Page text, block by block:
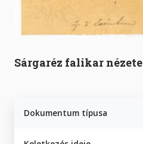
Sárgaréz falikar nézete
Dokumentum típusa